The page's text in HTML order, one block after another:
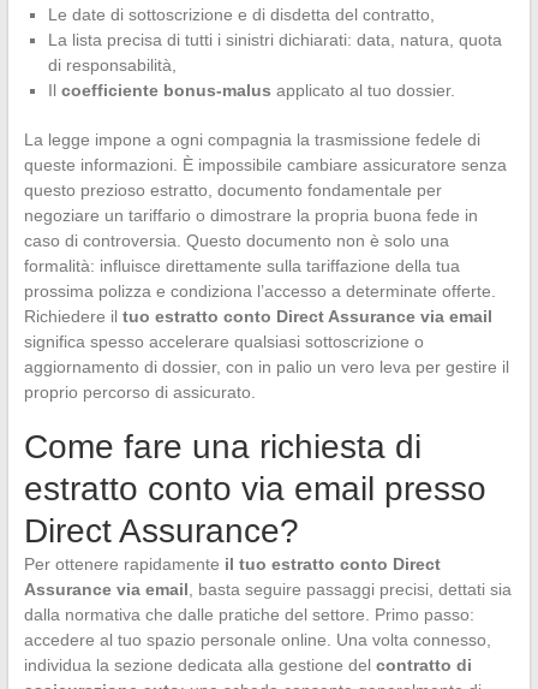
Le date di sottoscrizione e di disdetta del contratto,
La lista precisa di tutti i sinistri dichiarati: data, natura, quota
di responsabilità,
Il coefficiente bonus-malus applicato al tuo dossier.
La legge impone a ogni compagnia la trasmissione fedele di
queste informazioni. È impossibile cambiare assicuratore senza
questo prezioso estratto, documento fondamentale per
negoziare un tariffario o dimostrare la propria buona fede in
caso di controversia. Questo documento non è solo una
formalità: influisce direttamente sulla tariffazione della tua
prossima polizza e condiziona l’accesso a determinate offerte.
Richiedere il tuo estratto conto Direct Assurance via email
significa spesso accelerare qualsiasi sottoscrizione o
aggiornamento di dossier, con in palio un vero leva per gestire il
proprio percorso di assicurato.
Come fare una richiesta di
estratto conto via email presso
Direct Assurance?
Per ottenere rapidamente il tuo estratto conto Direct
Assurance via email , basta seguire passaggi precisi, dettati sia
dalla normativa che dalle pratiche del settore. Primo passo:
accedere al tuo spazio personale online. Una volta connesso,
individua la sezione dedicata alla gestione del contratto di